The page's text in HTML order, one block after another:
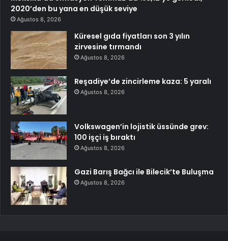
2020’den bu yana en düşük seviye
Ağustos 8, 2026
Küresel gıda fiyatları son 3 yılın
zirvesine tırmandı
Ağustos 8, 2026
Reşadiye’de zincirleme kaza: 5 yaralı
Ağustos 8, 2026
Volkswagen’in lojistik üssünde grev:
100 işçi iş bıraktı
Ağustos 8, 2026
Gazi Barış Bağcı ile Bilecik’te Buluşma
Ağustos 8, 2026